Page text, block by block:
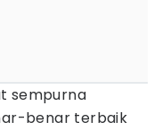
sempurna
benar terbaik